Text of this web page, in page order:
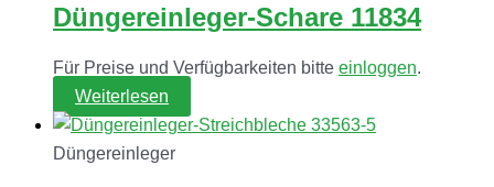
Düngereinleger-Schare 11834
Für Preise und Verfügbarkeiten bitte einloggen.
Weiterlesen
Düngereinleger